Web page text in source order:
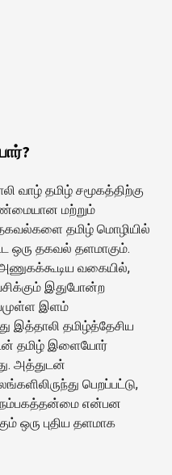
வாழ் தமிழ் சமூகத்திற்கு
மற்றும்
தமிழ் மொழியில்
ஒரு தகவல் தளமாகும்.
வகையில்,
இதுபோன்ற
இளம்
தமிழ்த்தேசிய
தமிழ் இளையோர்
அத்துடன்
பெறப்பட்டு,
நம்பகத்தன்மை என்பன
ஒரு புதிய தளமாக